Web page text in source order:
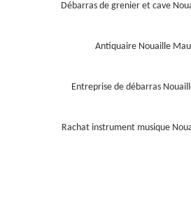
Débarras de grenier et cave
Antiquaire Nouaille
Entreprise de débarras
Rachat instrument musique